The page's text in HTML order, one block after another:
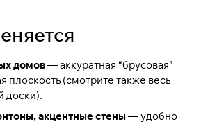
домов— аккуратная “брусовая”
плоскость (смотрите также весь
доски).
акцентные стены — удобно